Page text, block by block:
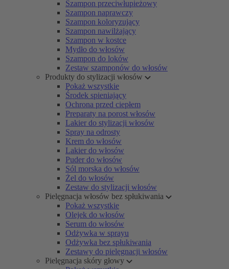
Szampon przeciwłupieżowy
Szampon naprawczy
Szampon koloryzujący
Szampon nawilżający
Szampon w kostce
Mydło do włosów
Szampon do loków
Zestaw szamponów do włosów
Produkty do stylizacji włosów
Pokaż wszystkie
Środek spieniający
Ochrona przed ciepłem
Preparaty na porost włosów
Lakier do stylizacji włosów
Spray na odrosty
Krem do włosów
Lakier do włosów
Puder do włosów
Sól morska do włosów
Żel do włosów
Zestaw do stylizacji włosów
Pielęgnacja włosów bez spłukiwania
Pokaż wszystkie
Olejek do włosów
Serum do włosów
Odżywka w sprayu
Odżywka bez spłukiwania
Zestawy do pielęgnacji włosów
Pielęgnacja skóry głowy